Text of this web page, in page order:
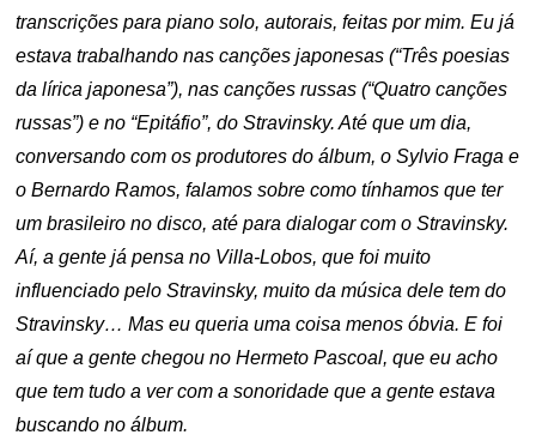
transcrições para piano solo, autorais, feitas por mim. Eu já
estava trabalhando nas canções japonesas (“Três poesias
da lírica japonesa”), nas canções russas (“Quatro canções
russas”) e no “Epitáfio”, do Stravinsky. Até que um dia,
conversando com os produtores do álbum, o Sylvio Fraga e
o Bernardo Ramos, falamos sobre como tínhamos que ter
um brasileiro no disco, até para dialogar com o Stravinsky.
Aí, a gente já pensa no Villa-Lobos, que foi muito
influenciado pelo Stravinsky, muito da música dele tem do
Stravinsky… Mas eu queria uma coisa menos óbvia. E foi
aí que a gente chegou no Hermeto Pascoal, que eu acho
que tem tudo a ver com a sonoridade que a gente estava
buscando no álbum.